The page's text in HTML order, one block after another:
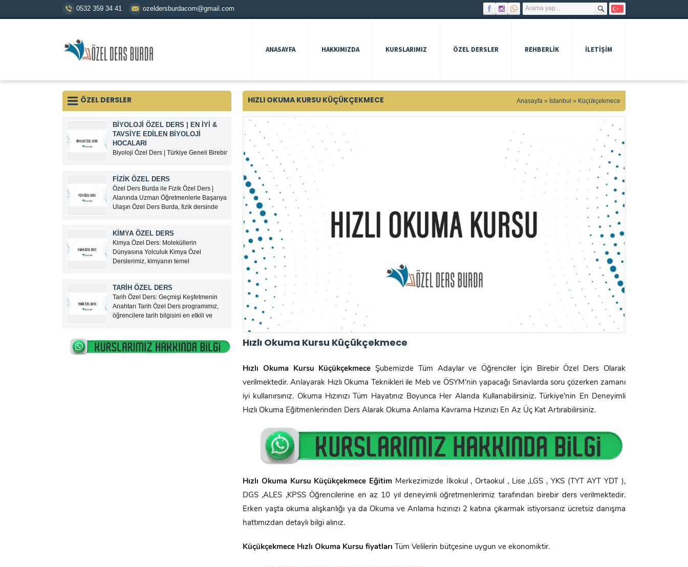
0532 359 34 41 ozeldersburdacom@gmail.com
ANASAYFA HAKKIMIZDA KURSLARIMIZ ÖZEL DERSLER REHBERLIK İLETİŞİM
HIZLI OKUMA KURSU KÜÇÜKÇEKMECE Anasayfa » İstanbul » Küçükçekmece
Hızlı Okuma Kursu Küçükçekmece
Hızlı Okuma Kursu KüçükçekmeceŞubemizde Tüm Adaylar ve Öğrenciler İçin Birebir Özel Ders Olarak
verilmektedir. Anlayarak Hızlı Okuma Teknikleri ile Meb ve ÖSYM’nin yapacağı Sınavlarda soru çözerken zamanı
iyi kullanırsınız. Okuma Hızınızı Tüm Hayatınız Boyunca Her Alanda Kullanabilirsiniz. Türkiye’nin En Deneyimli
Hızlı Okuma Eğitmenlerinden Ders Alarak Okuma Anlama Kavrama Hızınızı En Az Üç Kat Artırabilirsiniz.
Hızlı Okuma Kursu Küçükçekmece Eğitim Merkezimizde İlkokul , Ortaokul , Lise ,LGS , YKS (TYT AYT YDT ),
DGS ,ALES ,KPSS Öğrencilerine en az 10 yıl deneyimli öğretmenlerimiz tarafından birebir ders verilmektedir.
Erken yaşta okuma alışkanlığı ya da Okuma ve Anlama hızınızı 2 katına çıkarmak istiyorsanız ücretsiz danışma
hattımızdan detaylı bilgi alınız.
Küçükçekmece Hızlı Okuma Kursu fiyatları Tüm Velilerin bütçesine uygun ve ekonomiktir.
ÖZEL DERSLER
BİYOLOJİ ÖZEL DERS | EN İYI &
TAVSIYE EDILEN BIYOLOJI
HOCALARI
Biyoloji Özel Ders | Türkiye Geneli Birebir
üniversite hazırlık süreçlerinde
öğrencilerin en çok zorlandığı derslerden
biridir.Ezbere dayalı gibi görünen ancak
yorum, analiz ve konu bütünlüğü
FİZİK ÖZEL DERS
Özel Ders Burda ile Fizik Özel Ders |
Alanında Uzman Öğretmenlerle Başarıya
Ulaşın Özel Ders Burda, fizik dersinde
hizmeti sunan, Türkiye genelinde
güvenilir bir özel ders platformudur.
Google ve sosyal...
KİMYA ÖZEL DERS
Kimya Özel Ders: Moleküllerin
Dünyasına Yolculuk Kimya Özel
Derslerimiz, kimyanın temel
öğrencilere derinlemesine bir öğrenim
fırsatı sunuyor. Türkiye’nin en tecrübeli
kimya öğretmenleri eşliğinde sunulan bu
eğitim programı, lise ve üniversite hazırlık
TARİH ÖZEL DERS
Tarih Özel Ders: Geçmişi Keşfetmenin
Anahtarı Tarih Özel Ders programımız,
öğrencilere tarih bilgisini en etkili ve
tarafından verilen birebir bir eğitim
sürecidir. İlköğretimden liseye, üniversite